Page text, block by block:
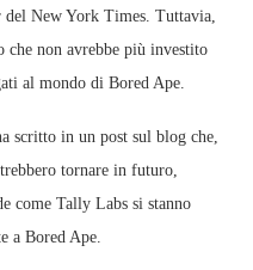
del New York Times. Tuttavia,
che non avrebbe più investito
al mondo di Bored Ape.
scritto in un post sul blog che,
tornare in futuro,
come Tally Labs si stanno
a Bored Ape.